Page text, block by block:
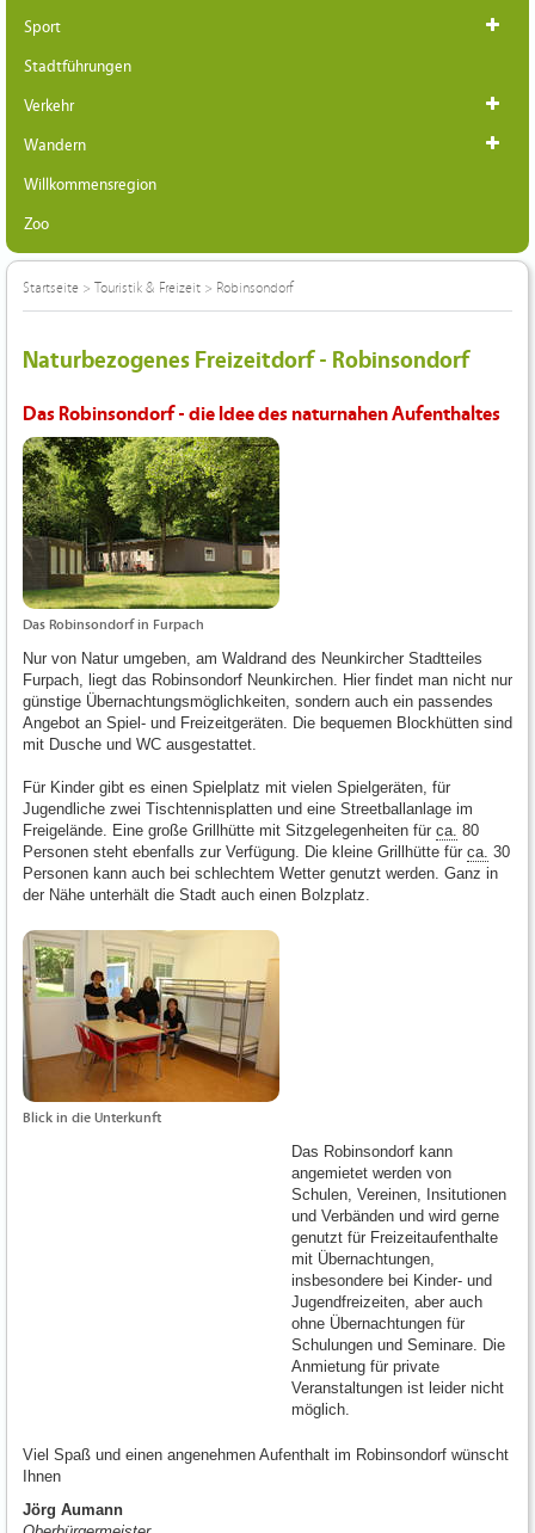
Sport
Stadtführungen
Verkehr
Wandern
Willkommensregion
Zoo
Startseite > Touristik & Freizeit > Robinsondorf
Naturbezogenes Freizeitdorf - Robinsondorf
Das Robinsondorf - die Idee des naturnahen Aufenthaltes
Das Robinsondorf in Furpach
Nur von Natur umgeben, am Waldrand des Neunkircher Stadtteiles
Furpach, liegt das Robinsondorf Neunkirchen. Hier findet man nicht nur
günstige Übernachtungsmöglichkeiten, sondern auch ein passendes
Angebot an Spiel- und Freizeitgeräten. Die bequemen Blockhütten sind
mit Dusche und WC ausgestattet.
Für Kinder gibt es einen Spielplatz mit vielen Spielgeräten, für
Jugendliche zwei Tischtennisplatten und eine Streetballanlage im
Freigelände. Eine große Grillhütte mit Sitzgelegenheiten für ca. 80
Personen steht ebenfalls zur Verfügung. Die kleine Grillhütte für ca. 30
Personen kann auch bei schlechtem Wetter genutzt werden. Ganz in
der Nähe unterhält die Stadt auch einen Bolzplatz.
Blick in die Unterkunft
Das Robinsondorf kann
angemietet werden von
Schulen, Vereinen, Insitutionen
und Verbänden und wird gerne
genutzt für Freizeitaufenthalte
mit Übernachtungen,
insbesondere bei Kinder- und
Jugendfreizeiten, aber auch
ohne Übernachtungen für
Schulungen und Seminare. Die
Anmietung für private
Veranstaltungen ist leider nicht
möglich.
Viel Spaß und einen angenehmen Aufenthalt im Robinsondorf wünscht
Ihnen
Jörg Aumann